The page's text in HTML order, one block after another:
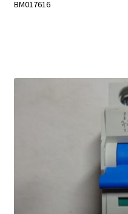
BM017616